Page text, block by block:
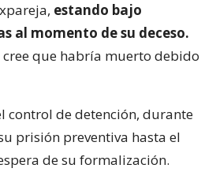
estando bajo
al momento de su deceso.
cree que habría muerto debido
control de detención, durante
prisión preventiva hasta el
de su formalización.